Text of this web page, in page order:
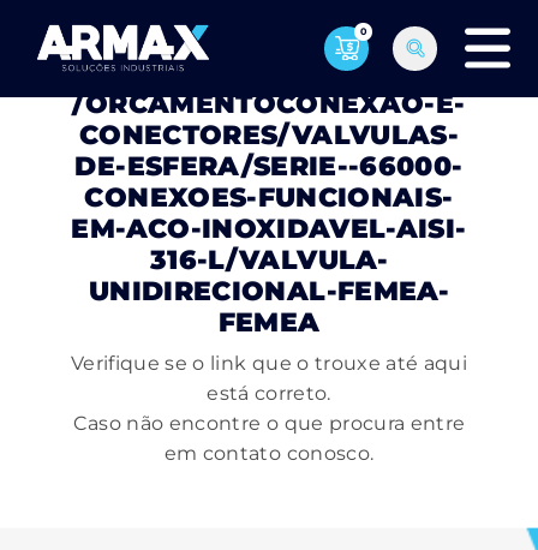
0
PÁGINA NÃO ENCONTRADA
/ORCAMENTOCONEXAO-E-
CONECTORES/VALVULAS-
DE-ESFERA/SERIE--66000-
CONEXOES-FUNCIONAIS-
EM-ACO-INOXIDAVEL-AISI-
316-L/VALVULA-
UNIDIRECIONAL-FEMEA-
FEMEA
Verifique se o link que o trouxe até aqui
está correto.
Caso não encontre o que procura entre
em contato conosco.